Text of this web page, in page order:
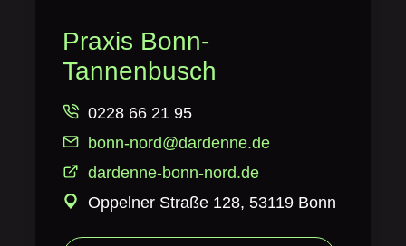
Praxis Bonn-
Tannenbusch
0228 66 21 95
bonn-nord@dardenne.de
dardenne-bonn-nord.de
Oppelner Straße 128, 53119 Bonn